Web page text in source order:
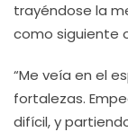
trayéndose la
como siguiente
“Me veía en el
fortalezas.
difícil, y